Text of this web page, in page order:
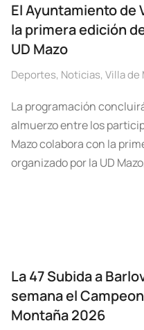
El Ayuntamiento de
la primera edición
UD Mazo
Deportes, Noticias, Villa de
La programación
almuerzo entre los
Mazo colabora con la
organizado por la UD
La 47 Subida a
semana el
Montaña 2026